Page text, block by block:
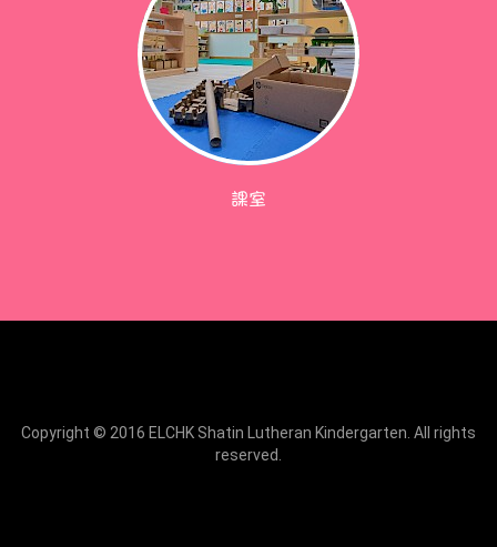
課室
Copyright © 2016 ELCHK Shatin Lutheran Kindergarten. All rights
reserved.